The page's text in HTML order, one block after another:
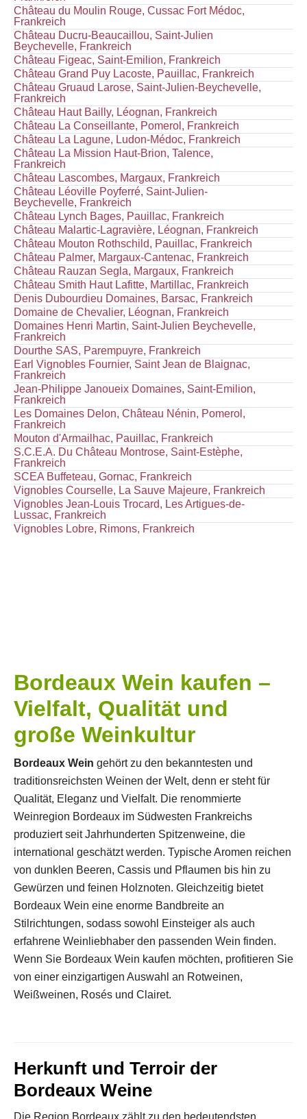
Château du Moulin Rouge, Cussac Fort Médoc,
Frankreich
Château Ducru-Beaucaillou, Saint-Julien
Beychevelle, Frankreich
Château Figeac, Saint-Emilion, Frankreich
Château Grand Puy Lacoste, Pauillac, Frankreich
Château Gruaud Larose, Saint-Julien-Beychevelle,
Frankreich
Château Haut Bailly, Léognan, Frankreich
Château La Conseillante, Pomerol, Frankreich
Château La Lagune, Ludon-Médoc, Frankreich
Château La Mission Haut-Brion, Talence,
Frankreich
Château Lascombes, Margaux, Frankreich
Château Léoville Poyferré, Saint-Julien-
Beychevelle, Frankreich
Château Lynch Bages, Pauillac, Frankreich
Château Malartic-Lagravière, Léognan, Frankreich
Château Mouton Rothschild, Pauillac, Frankreich
Château Palmer, Margaux-Cantenac, Frankreich
Château Rauzan Segla, Margaux, Frankreich
Château Smith Haut Lafitte, Martillac, Frankreich
Denis Dubourdieu Domaines, Barsac, Frankreich
Domaine de Chevalier, Léognan, Frankreich
Domaines Henri Martin, Saint-Julien Beychevelle,
Frankreich
Dourthe SAS, Parempuyre, Frankreich
Earl Vignobles Fournier, Saint Jean de Blaignac,
Frankreich
Jean-Philippe Janoueix Domaines, Saint-Emilion,
Frankreich
Les Domaines Delon, Château Nénin, Pomerol,
Frankreich
Mouton d'Armailhac, Pauillac, Frankreich
S.C.E.A. Du Château Montrose, Saint-Estèphe,
Frankreich
SCEA Buffeteau, Gornac, Frankreich
Vignobles Courselle, La Sauve Majeure, Frankreich
Vignobles Jean-Louis Trocard, Les Artigues-de-
Lussac, Frankreich
Vignobles Lobre, Rimons, Frankreich
Bordeaux Wein kaufen –
Vielfalt, Qualität und
große Weinkultur
Bordeaux Wein gehört zu den bekanntesten und
traditionsreichsten Weinen der Welt, denn er steht für
Qualität, Eleganz und Vielfalt. Die renommierte
Weinregion Bordeaux im Südwesten Frankreichs
produziert seit Jahrhunderten Spitzenweine, die
international geschätzt werden. Typische Aromen reichen
von dunklen Beeren, Cassis und Pflaumen bis hin zu
Gewürzen und feinen Holznoten. Gleichzeitig bietet
Bordeaux Wein eine enorme Bandbreite an
Stilrichtungen, sodass sowohl Einsteiger als auch
erfahrene Weinliebhaber den passenden Wein finden.
Wenn Sie Bordeaux Wein kaufen möchten, profitieren Sie
von einer einzigartigen Auswahl an Rotweinen,
Weißweinen, Rosés und Clairet.
Herkunft und Terroir der
Bordeaux Weine